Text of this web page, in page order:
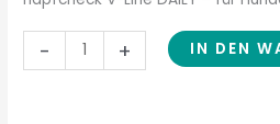
- + IN DEN